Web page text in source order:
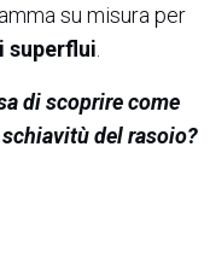
su misura per
superflui
di scoprire come
del rasoio?